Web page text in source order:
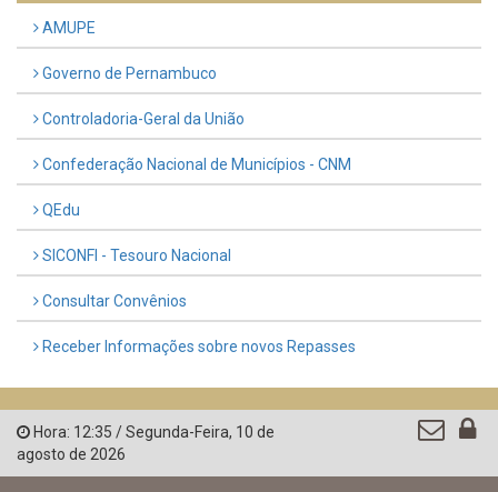
AMUPE
Governo de Pernambuco
Controladoria-Geral da União
Confederação Nacional de Municípios - CNM
QEdu
SICONFI - Tesouro Nacional
Consultar Convênios
Receber Informações sobre novos Repasses
Hora: 12:35 /Segunda-Feira, 10 de
agosto de 2026